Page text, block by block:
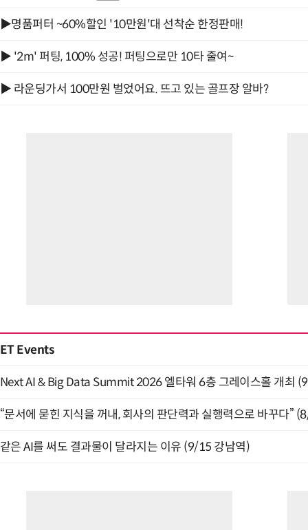
▶명품퍼터 ~60%할인 '10만원'대 선착순 한정판매!
▶ '2m' 퍼팅, 100% 성공! 퍼팅으로만 10타 줄여~
▶ 라운딩가서 100만원 벌었어요. 뜨고 있는 골프장 알바?
ET Events
Next AI & Big Data Summit 2026 엘타워 6층 그레이스홀 개최
“문서에 묻힌 지식을 꺼내, 회사의 판단력과 실행력으로 바꾸다”
같은 AI를 써도 결과물이 달라지는 이유 (9/15 강남역)